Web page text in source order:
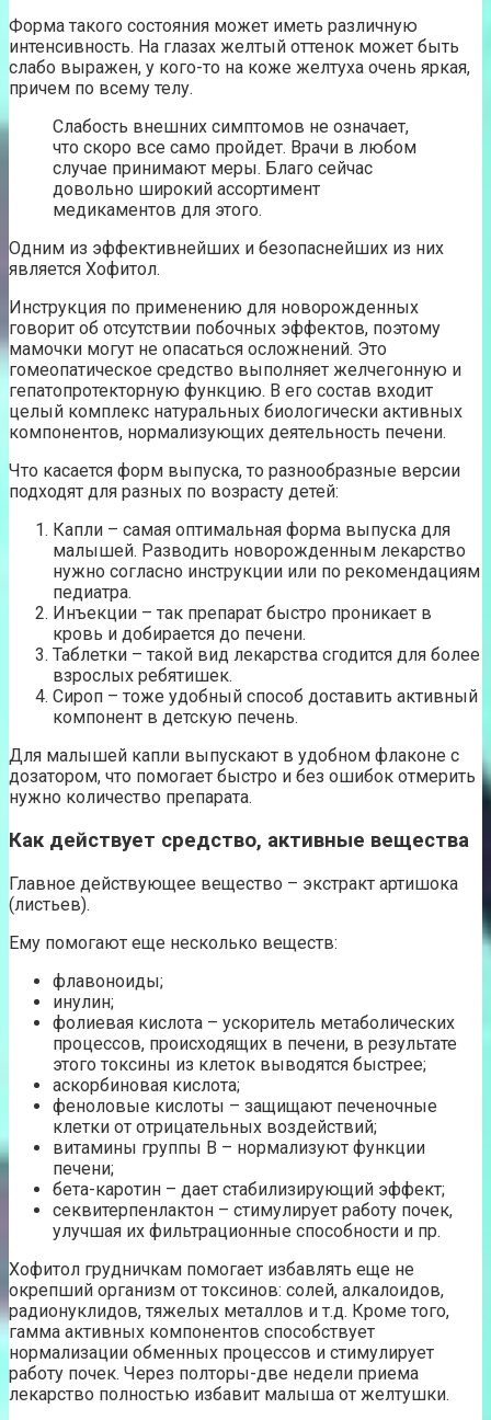
Форма такого состояния может иметь различную
интенсивность. На глазах желтый оттенок может быть
слабо выражен, у кого-то на коже желтуха очень яркая,
причем по всему телу.
Слабость внешних симптомов не означает,
что скоро все само пройдет. Врачи в любом
случае принимают меры. Благо сейчас
довольно широкий ассортимент
медикаментов для этого.
Одним из эффективнейших и безопаснейших из них
является Хофитол.
Инструкция по применению для новорожденных
говорит об отсутствии побочных эффектов, поэтому
мамочки могут не опасаться осложнений. Это
гомеопатическое средство выполняет желчегонную и
гепатопротекторную функцию. В его состав входит
целый комплекс натуральных биологически активных
компонентов, нормализующих деятельность печени.
Что касается форм выпуска, то разнообразные версии
подходят для разных по возрасту детей:
Капли – самая оптимальная форма выпуска для
малышей. Разводить новорожденным лекарство
нужно согласно инструкции или по рекомендациям
педиатра.
Инъекции – так препарат быстро проникает в
кровь и добирается до печени.
Таблетки – такой вид лекарства сгодится для более
взрослых ребятишек.
Сироп – тоже удобный способ доставить активный
компонент в детскую печень.
Для малышей капли выпускают в удобном флаконе с
дозатором, что помогает быстро и без ошибок отмерить
нужно количество препарата.
Как действует средство, активные вещества
Главное действующее вещество – экстракт артишока
(листьев).
Ему помогают еще несколько веществ:
флавоноиды;
инулин;
фолиевая кислота – ускоритель метаболических
процессов, происходящих в печени, в результате
этого токсины из клеток выводятся быстрее;
аскорбиновая кислота;
феноловые кислоты – защищают печеночные
клетки от отрицательных воздействий;
витамины группы B – нормализуют функции
печени;
бета-каротин – дает стабилизирующий эффект;
секвитерпенлактон – стимулирует работу почек,
улучшая их фильтрационные способности и пр.
Хофитол грудничкам помогает избавлять еще не
окрепший организм от токсинов: солей, алкалоидов,
радионуклидов, тяжелых металлов и т.д. Кроме того,
гамма активных компонентов способствует
нормализации обменных процессов и стимулирует
работу почек. Через полторы-две недели приема
лекарство полностью избавит малыша от желтушки.